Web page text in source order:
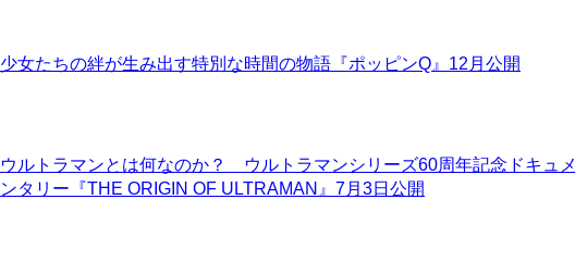
少女たちの絆が生み出す特別な時間の物語『ポッピンQ』12月公開
ウルトラマンとは何なのか？ ウルトラマンシリーズ60周年記念ドキュメ
ンタリー『THE ORIGIN OF ULTRAMAN』7月3日公開